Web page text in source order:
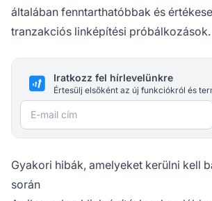
általában fenntarthatóbbak és
tranzakciós linképítési próbálkozások.
Iratkozz fel hírlevelünkre
Értesülj elsőként az új funkciókról és
E-mail cím
Gyakori hibák, amelyeket kerülni kell
során